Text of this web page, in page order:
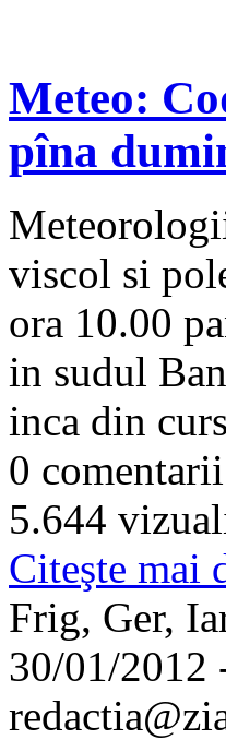
Meteo:
pîna
viscol si
ora 10.00
in sudul
inca din
0 comentarii
5.644
Citeşte mai
Frig, Ger,
30/01/2012